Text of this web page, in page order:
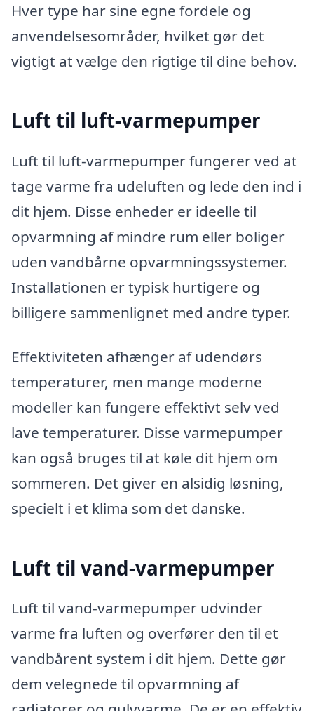
Hver type har sine egne fordele og
anvendelsesområder, hvilket gør det
vigtigt at vælge den rigtige til dine behov.
Luft til luft-varmepumper
Luft til luft-varmepumper fungerer ved at
tage varme fra udeluften og lede den ind i
dit hjem. Disse enheder er ideelle til
opvarmning af mindre rum eller boliger
uden vandbårne opvarmningssystemer.
Installationen er typisk hurtigere og
billigere sammenlignet med andre typer.
Effektiviteten afhænger af udendørs
temperaturer, men mange moderne
modeller kan fungere effektivt selv ved
lave temperaturer. Disse varmepumper
kan også bruges til at køle dit hjem om
sommeren. Det giver en alsidig løsning,
specielt i et klima som det danske.
Luft til vand-varmepumper
Luft til vand-varmepumper udvinder
varme fra luften og overfører den til et
vandbårent system i dit hjem. Dette gør
dem velegnede til opvarmning af